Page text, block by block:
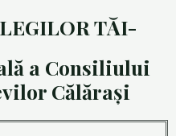
TĂI-
a Consiliului
Călărași